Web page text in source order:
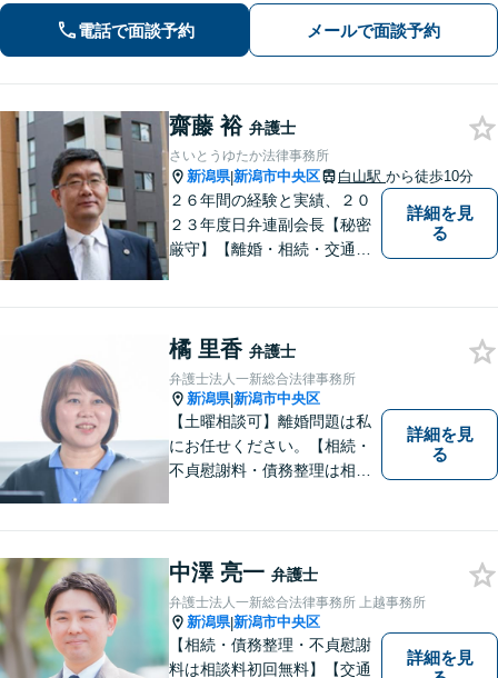
き、気持ちに寄り添いながら法的サポ
ートをいたします。
電話で面談予約 メールで面談予約
齋藤 裕 弁護士
さいとうゆたか法律事務所
新潟県|新潟市中央区 白山駅 から徒歩10分
２６年間の経験と実績、２０
２３年度日弁連副会長【秘密
厳守】【離婚・相続・交通事
詳細を見
る
橘 里香 弁護士
弁護士法人一新総合法律事務所
新潟県|新潟市中央区
【土曜相談可】離婚問題は私
にお任せください。【相続・
不貞慰謝料・債務整理は相談
く）】
詳細を見
る
中澤 亮一 弁護士
弁護士法人一新総合法律事務所 上越事務所
新潟県|新潟市中央区
【相続・債務整理・不貞慰謝
料は相談料初回無料】【交通
詳細を見